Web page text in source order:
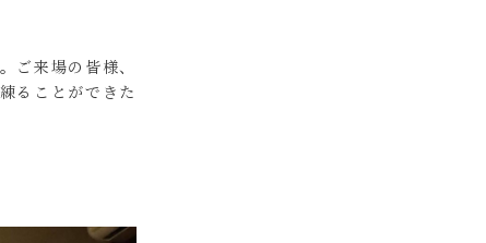
ご来場の皆様、
ることができた